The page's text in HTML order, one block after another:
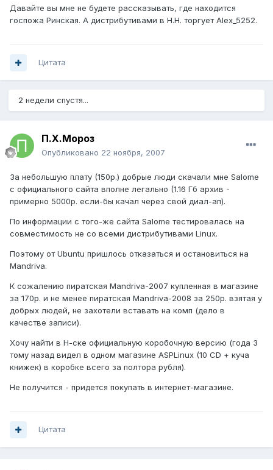
Давайте вы мне не будете рассказывать, где находится
госпожа Ринская. А дистрибутивами в Н.Н. торгует Alex_5252.
Цитата
2 недели спустя...
П.Х.Мороз
Опубликовано 22 ноября, 2007
За небольшую плату (150р.) добрые люди скачали мне Salome
с официального сайта вполне легально (1.16 Гб архив -
примерно 5000р. если-бы качал через свой диал-ап).
По информации с того-же сайта Salome тестировалась на
совместимость не со всеми дистрибутивами Linux.
Поэтому от Ubuntu пришлось отказаться и остановиться на
Mandriva.
К сожалению пиратская Mandriva-2007 купленная в магазине
за 170р. и не менее пиратская Mandriva-2008 за 250р. взятая у
добрых людей, не захотели вставать на комп (дело в
качестве записи).
Хочу найти в Н-ске официальную коробочную версию (года 3
тому назад видел в одном магазине ASPLinux (10 CD + куча
книжек) в коробке всего за полтора рубля).
Не получится - придется покупать в интернет-магазине.
Цитата